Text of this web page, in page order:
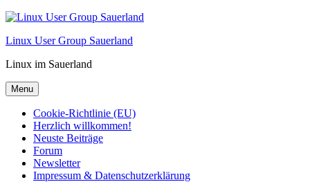
Linux User Group Sauerland
Linux im Sauerland
Menu
Cookie-Richtlinie (EU)
Herzlich willkommen!
Neuste Beiträge
Forum
Newsletter
Impressum & Datenschutzerklärung